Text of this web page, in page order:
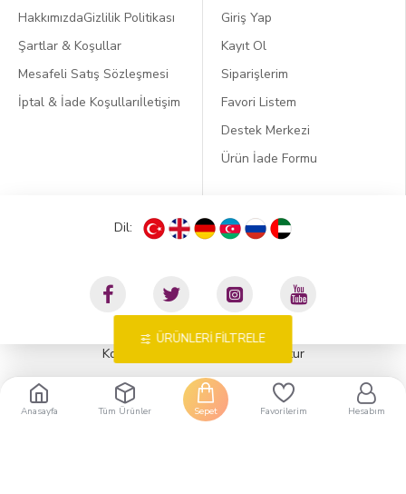
HakkımızdaGizlilik Politikası
Şartlar & Koşullar
Mesafeli Satış Sözleşmesi
İptal & İade Koşullarıİletişim
Giriş Yap
Kayıt Ol
Siparişlerim
Favori Listem
Destek Merkezi
Ürün İade Formu
Dil:
KobiDirekt ile kurulmustur
Anasayfa Tüm Ürünler Sepet Favorilerim Hesabım
ÜRÜNLERI FILTRELE